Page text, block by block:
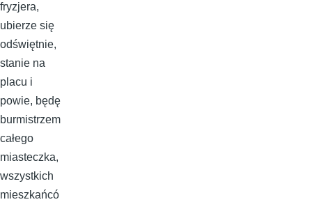
fryzjera,
ubierze się
odświętnie,
stanie na
placu i
powie, będę
burmistrzem
całego
miasteczka,
wszystkich
mieszkańcó